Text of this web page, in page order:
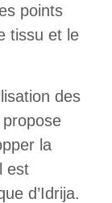
points
tissu et le
des
propose
la
est
d’Idrija.